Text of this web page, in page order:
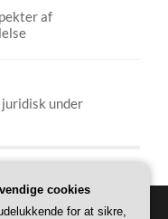
af
under
cookies
for at sikre,